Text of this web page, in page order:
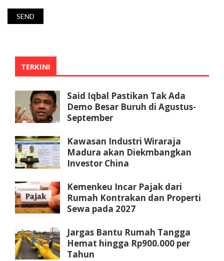
TERKINI
Said Iqbal Pastikan Tak Ada
Demo Besar Buruh di Agustus-
September
Kawasan Industri Wiraraja
Madura akan Diekmbangkan
Investor China
Kemenkeu Incar Pajak dari
Rumah Kontrakan dan Properti
Sewa pada 2027
Jargas Bantu Rumah Tangga
Hemat hingga Rp900.000 per
Tahun